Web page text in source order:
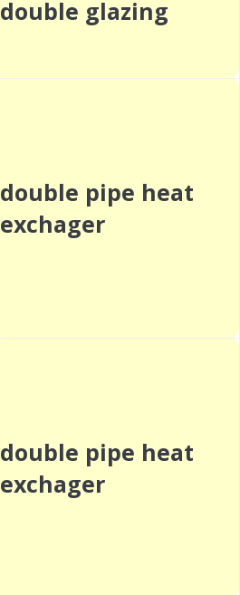
double glazing
double pipe heat
exchager
double pipe heat
exchager